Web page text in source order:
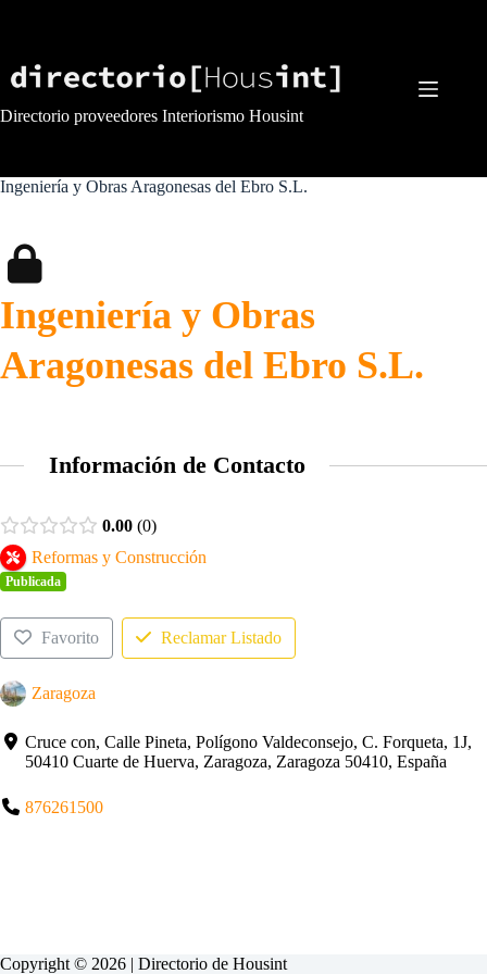
Directorio proveedores Interiorismo Housint
Ingeniería y Obras Aragonesas del Ebro S.L.
Ingeniería y Obras
Aragonesas del Ebro S.L.
Información de Contacto
0.00 0
Reformas y Construcción
Publicada
Favorito Reclamar Listado
Zaragoza
Cruce con, Calle Pineta, Polígono Valdeconsejo, C. Forqueta, 1J,
50410 Cuarte de Huerva, Zaragoza, Zaragoza 50410, España
876261500
Copyright © 2026 | Directorio de Housint